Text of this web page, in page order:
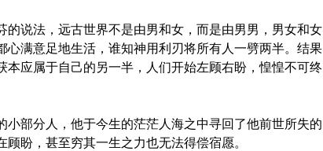
的说法，远古世界不是由男和女，而是由男男，男女和女
心满意足地生活，谁知神用利刃将所有人一劈两半。结果
本应属于自己的另一半，人们开始左顾右盼，惶惶不可终
小部分人，他于今生的茫茫人海之中寻回了他前世所失的
盼，甚至穷其一生之力也无法得偿宿愿。